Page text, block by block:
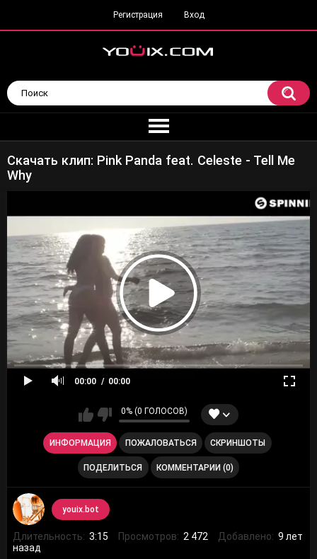
Регистрация Вход
Скачать клип: Pink Panda feat. Celeste - Tell Me
Why
00:00 00:00
0% (0 ГОЛОСОВ)
ИНФОРМАЦИЯ ПОЖАЛОВАТЬСЯ СКРИНШОТЫ
ПОДЕЛИТЬСЯ КОММЕНТАРИИ (0)
youix.bot
Длительность: 3:15 Просмотров: 2 472 Добавлено: 9 лет
назад